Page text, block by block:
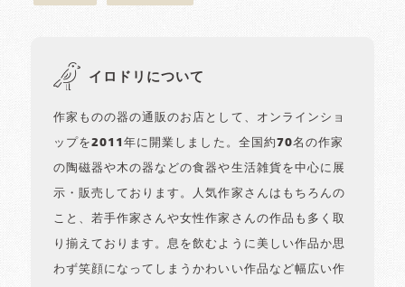
イロドリについて
作家ものの器の通販のお店として、オンラインショ
ップを2011年に開業しました。全国約70名の作家
の陶磁器や木の器などの食器や生活雑貨を中心に展
示・販売しております。人気作家さんはもちろんの
こと、若手作家さんや女性作家さんの作品も多く取
り揃えております。息を飲むように美しい作品か思
わず笑顔になってしまうかわいい作品など幅広い作